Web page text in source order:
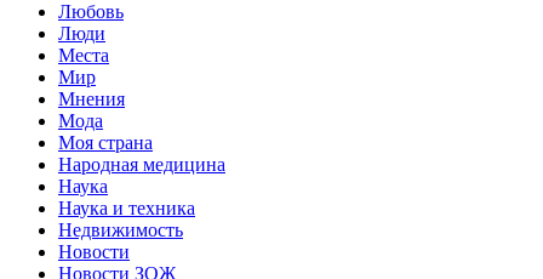
Любовь
Люди
Места
Мир
Мнения
Мода
Моя страна
Народная медицина
Наука
Наука и техника
Недвижимость
Новости
Новости ЗОЖ